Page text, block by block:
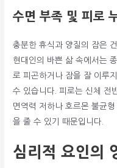
수면 부족 및 피로
충분한 휴식과 양질의 잠은
현대인의 바쁜 삶 속에서는
로 피곤하거나 잠을 잘 이루
수 있습니다. 피로는 신체 전
면역력 저하나 호르몬 불균
을 줄 수 있기 때문입니다.
심리적 요인의